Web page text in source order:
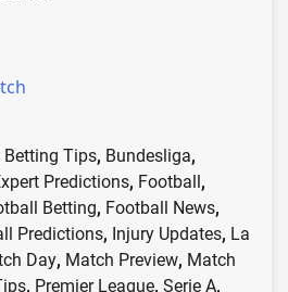
Betting Tips, Bundesliga,
Predictions, Football,
Betting, Football News,
Predictions, Injury Updates, La
Day, Match Preview, Match
, Premier League, Serie A,